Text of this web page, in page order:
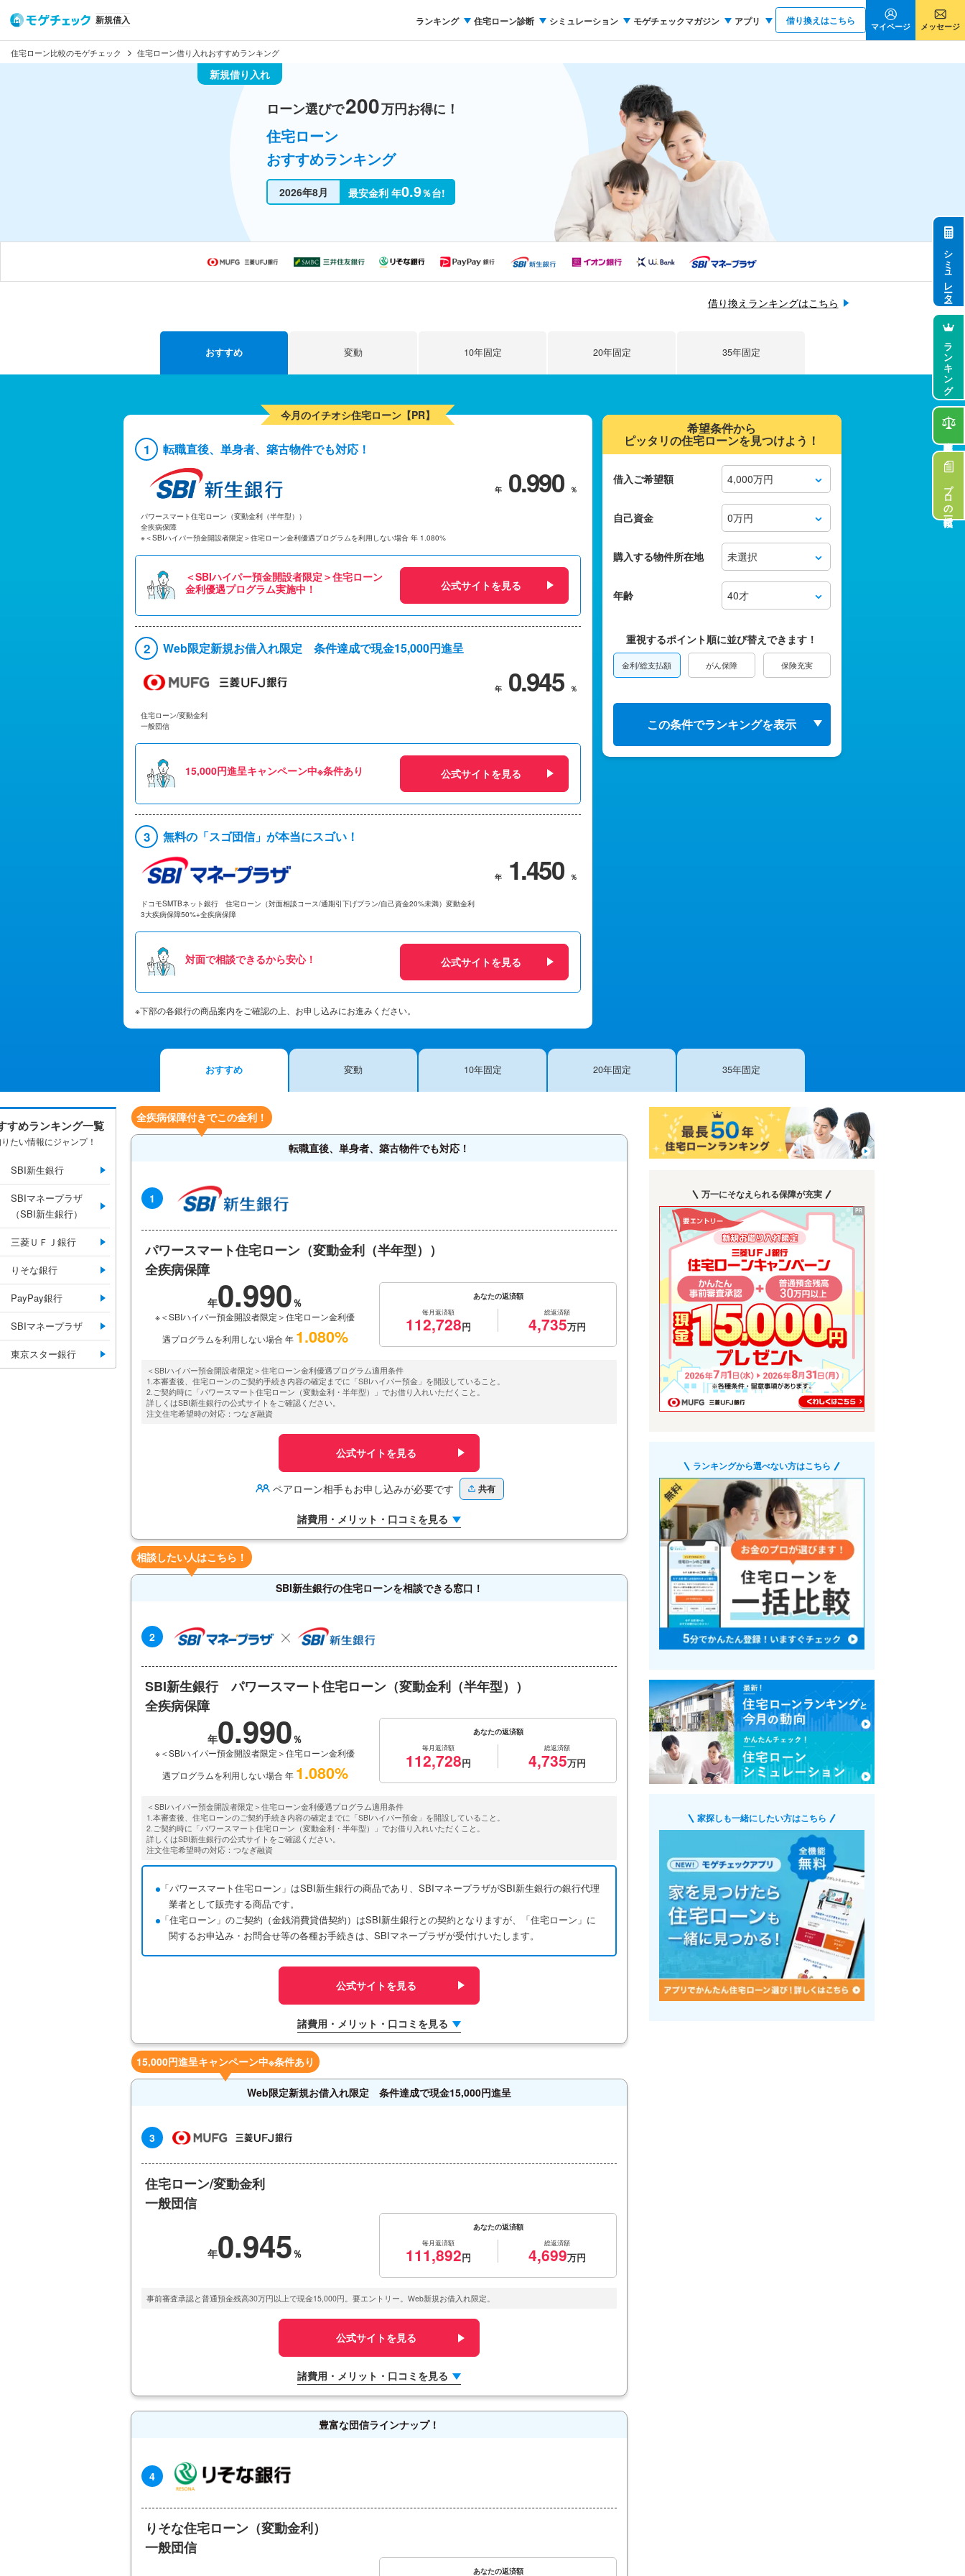
新規借入 ランキング 住宅ローン診断 シミュレーション モゲチェックマガジン アプリ 借り換えはこちら マイページ メッセージ
住宅ローン比較のモゲチェック 住宅ローン借り入れおすすめランキング
新規借り入れ
ローン選びで200万円お得に！
住宅ローン
おすすめランキング
2026年8月 最安金利 年0.9％台!
借り換えランキングはこちら
おすすめ 変動 10年固定 20年固定 35年固定
今月のイチオシ住宅ローン【PR】
1 転職直後、単身者、築古物件でも対応！
0.990
パワースマート住宅ローン（変動金利（半年型））
全疾病保障
※＜SBIハイパー預金開設者限定＞住宅ローン金利優遇プログラムを利用しない場合 年 1.080%
＜SBIハイパー預金開設者限定＞住宅ローン
金利優遇プログラム実施中！
公式サイトを見る
2 Web限定新規お借入れ限定 条件達成で現金15,000円進呈
0.945
住宅ローン/変動金利
一般団信
15,000円進呈キャンペーン中※条件あり 公式サイトを見る
3 無料の「スゴ団信」が本当にスゴい！
1.450
ドコモSMTBネット銀行 住宅ローン（対面相談コース/通期引下げプラン/自己資金20%未満）変動金利
3大疾病保障50%+全疾病保障
対面で相談できるから安心！ 公式サイトを見る
※下部の各銀行の商品案内をご確認の上、お申し込みにお進みください。
希望条件から
ピッタリの住宅ローンを見つけよう！
借入ご希望額
自己資金
購入する物件所在地
年齢
重視するポイント順に並び替えできます！
金利/総支払額 がん保障 保険充実
この条件でランキングを表示
おすすめ 変動 10年固定 20年固定 35年固定
すめランキング一覧
たい情報にジャンプ！
SBI新生銀行
SBIマネープラザ
（SBI新生銀行）
三菱ＵＦＪ銀行
りそな銀行
PayPay銀行
SBIマネープラザ
東京スター銀行
全疾病保障付きでこの金利！
転職直後、単身者、築古物件でも対応！
1
パワースマート住宅ローン（変動金利（半年型））
全疾病保障
0.990
※＜SBIハイパー預金開設者限定＞住宅ローン金利優
遇プログラムを利用しない場合 年 1.080%
あなたの返済額
毎月返済額
112,728
総返済額
4,735
＜SBIハイパー預金開設者限定＞住宅ローン金利優遇プログラム適用条件
1.本審査後、住宅ローンのご契約手続き内容の確定までに「SBIハイパー預金」を開設していること。
2.ご契約時に「パワースマート住宅ローン（変動金利・半年型）」でお借り入れいただくこと。
詳しくはSBI新生銀行の公式サイトをご確認ください。
注文住宅希望時の対応：つなぎ融資
公式サイトを見る
ペアローン相手もお申し込みが必要です 共有
諸費用・メリット・口コミを見る
相談したい人はこちら！
SBI新生銀行の住宅ローンを相談できる窓口！
2
SBI新生銀行 パワースマート住宅ローン（変動金利（半年型））
全疾病保障
0.990
※＜SBIハイパー預金開設者限定＞住宅ローン金利優
遇プログラムを利用しない場合 年 1.080%
あなたの返済額
毎月返済額
112,728
総返済額
4,735
＜SBIハイパー預金開設者限定＞住宅ローン金利優遇プログラム適用条件
1.本審査後、住宅ローンのご契約手続き内容の確定までに「SBIハイパー預金」を開設していること。
2.ご契約時に「パワースマート住宅ローン（変動金利・半年型）」でお借り入れいただくこと。
詳しくはSBI新生銀行の公式サイトをご確認ください。
注文住宅希望時の対応：つなぎ融資
「パワースマート住宅ローン」はSBI新生銀行の商品であり、SBIマネープラザがSBI新生銀行の銀行代理
業者として販売する商品です。
「住宅ローン」のご契約（金銭消費貸借契約）はSBI新生銀行との契約となりますが、「住宅ローン」に
関するお申込み・お問合せ等の各種お手続きは、SBIマネープラザが受付けいたします。
公式サイトを見る
諸費用・メリット・口コミを見る
15,000円進呈キャンペーン中※条件あり
Web限定新規お借入れ限定 条件達成で現金15,000円進呈
3
住宅ローン/変動金利
一般団信
0.945 あなたの返済額
毎月返済額
111,892
総返済額
4,699
事前審査承認と普通預金残高30万円以上で現金15,000円。要エントリー。Web新規お借入れ限定。
公式サイトを見る
諸費用・メリット・口コミを見る
豊富な団信ラインナップ！
4
りそな住宅ローン（変動金利）
一般団信
あなたの返済額
万一にそなえられる保障が充実
PR
ランキングから選べない方はこちら
家探しも一緒にしたい方はこちら
シミュレーター
ランキング
プロの一括比較